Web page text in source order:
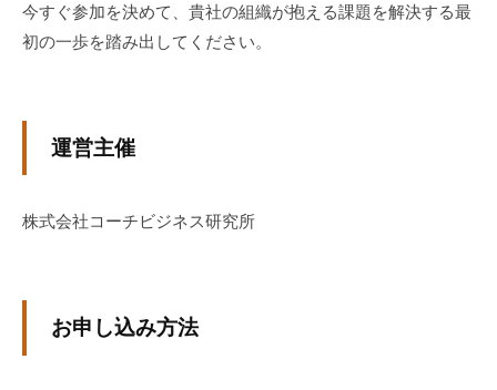
今すぐ参加を決めて、貴社の組織が抱える課題を解決する最
初の一歩を踏み出してください。
運営主催
株式会社コーチビジネス研究所
お申し込み方法